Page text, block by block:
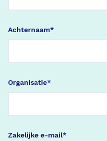
Achternaam*
Organisatie*
Zakelijke e-mail*